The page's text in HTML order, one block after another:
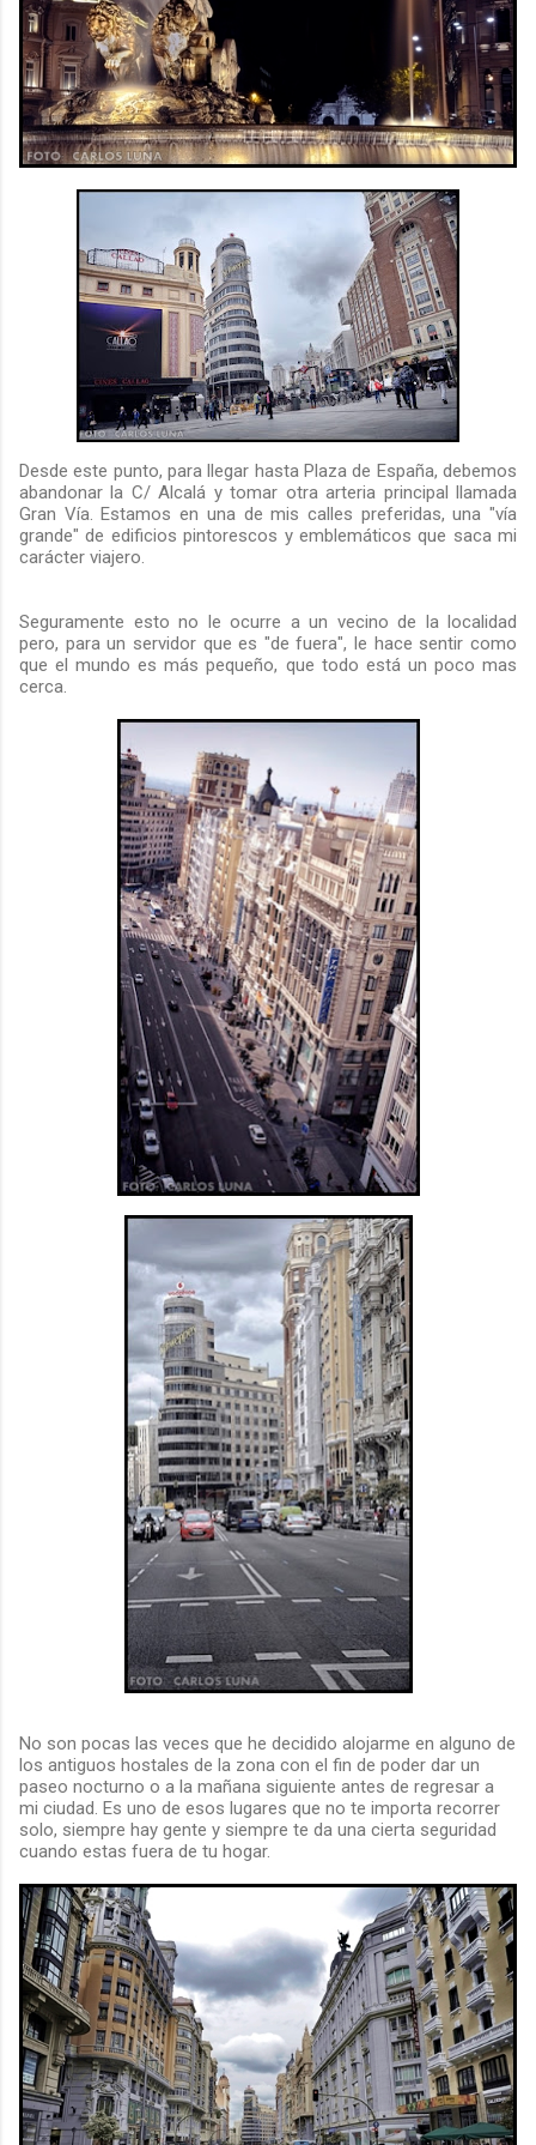
Desde este punto, para llegar hasta Plaza de España, debemos
abandonar la C/ Alcalá y tomar otra arteria principal llamada
Gran Vía. Estamos en una de mis calles preferidas, una "vía
grande" de edificios pintorescos y emblemáticos que saca mi
carácter viajero.
Seguramente esto no le ocurre a un vecino de la localidad
pero, para un servidor que es "de fuera", le hace sentir como
que el mundo es más pequeño, que todo está un poco mas
cerca.
No son pocas las veces que he decidido alojarme en alguno de
los antiguos hostales de la zona con el fin de poder dar un
paseo nocturno o a la mañana siguiente antes de regresar a
mi ciudad. Es uno de esos lugares que no te importa recorrer
solo, siempre hay gente y siempre te da una cierta seguridad
cuando estas fuera de tu hogar.